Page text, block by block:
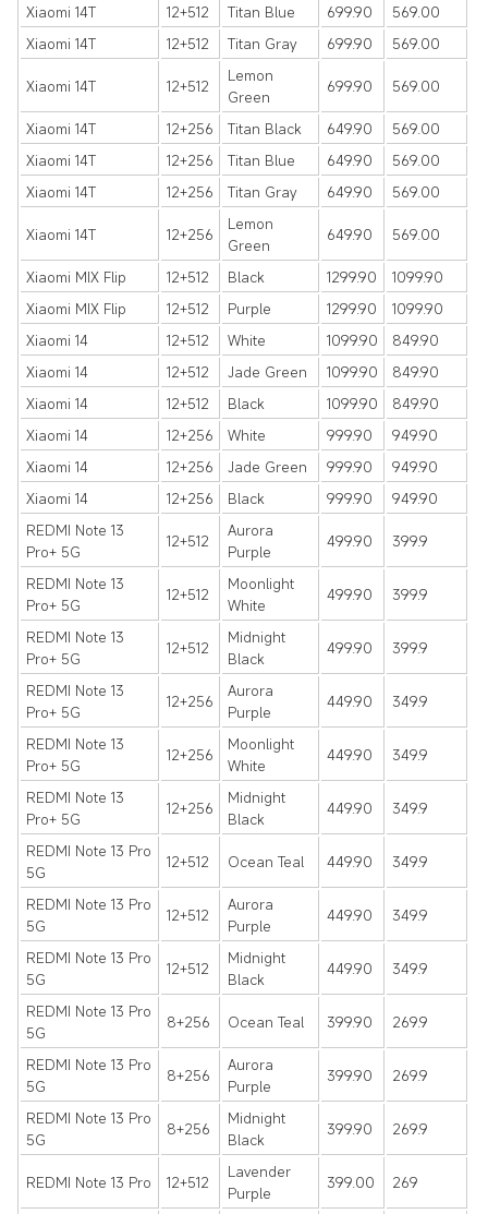
Xiaomi 14T
12+512 Titan Blue 699.90
569.00
Xiaomi 14T
12+512 Titan Gray 699.90 569.00
Xiaomi 14T 12+512
Lemon
Green
699.90 569.00
Xiaomi 14T 12+256 Titan Black 649.90
569.00
Xiaomi 14T
12+256 Titan Blue 649.90
569.00
Xiaomi 14T
12+256 Titan Gray 649.90 569.00
Xiaomi 14T 12+256
Lemon
Green
649.90 569.00
Xiaomi MIX Flip 12+512 Black 1299.90
1099.90
Xiaomi MIX Flip
12+512 Purple 1299.90
1099.90
Xiaomi 14
12+512 White 1099.90
849.90
Xiaomi 14
12+512 Jade Green 1099.90
849.90
Xiaomi 14
12+512 Black 1099.90
849.90
Xiaomi 14
12+256 White 999.90
949.90
Xiaomi 14
12+256 Jade Green 999.90
949.90
Xiaomi 14
12+256 Black 999.90
949.90
REDMI Note 13
Pro+ 5G
12+512
Aurora
Purple
499.90 399.9
REDMI Note 13
Pro+ 5G
12+512
Moonlight
White
499.90 399.9
REDMI Note 13
Pro+ 5G
12+512
Midnight
Black
499.90 399.9
REDMI Note 13
Pro+ 5G
12+256
Aurora
Purple
449.90 349.9
REDMI Note 13
Pro+ 5G
12+256
Moonlight
White
449.90 349.9
REDMI Note 13
Pro+ 5G
12+256
Midnight
Black
449.90 349.9
REDMI Note 13 Pro
5G
12+512 Ocean Teal 449.90 349.9
REDMI Note 13 Pro
5G
12+512
Aurora
Purple
449.90 349.9
REDMI Note 13 Pro
5G
12+512
Midnight
Black
449.90 349.9
REDMI Note 13 Pro
5G
8+256 Ocean Teal 399.90 269.9
REDMI Note 13 Pro
5G
8+256
Aurora
Purple
399.90 269.9
REDMI Note 13 Pro
5G
8+256
Midnight
Black
399.90 269.9
REDMI Note 13 Pro 12+512
Lavender
Purple
399.00 269